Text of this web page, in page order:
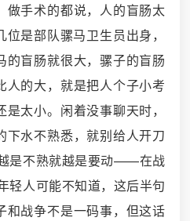
做手术的都说，人的盲肠太
是部队骡马卫生员出身，
的盲肠就很大，骡子的盲肠
人的大，就是把人个子小考
太小。闲着没事聊天时，
下水不熟悉，就别给人开刀
是不熟就越是要动——在战
轻人可能不知道，这后半句
和战争不是一码事，但这话